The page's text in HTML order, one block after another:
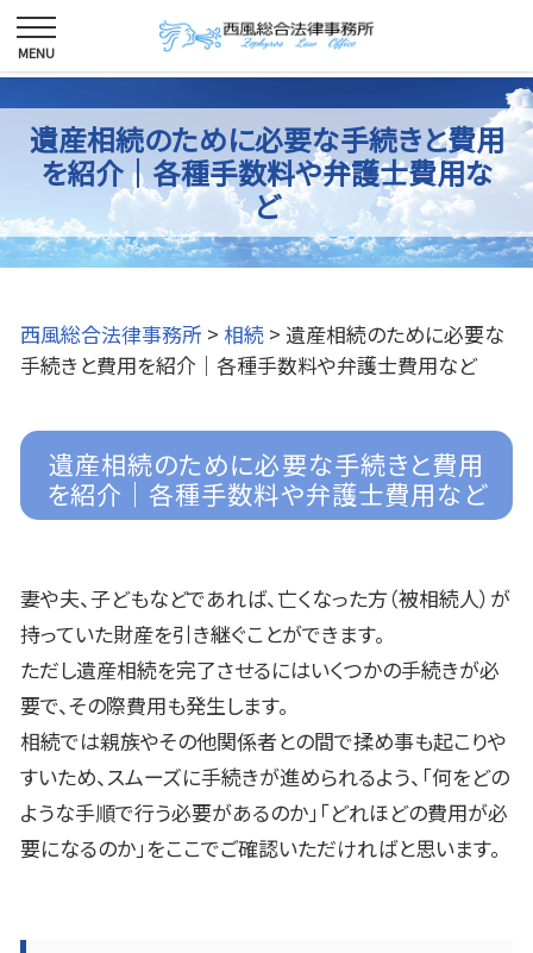
遺産相続のために必要な手続きと費用
を紹介｜各種手数料や弁護士費用な
ど
西風総合法律事務所 > 相続 > 遺産相続のために必要な
手続きと費用を紹介｜各種手数料や弁護士費用など
遺産相続のために必要な手続きと費用
を紹介｜各種手数料や弁護士費用など
妻や夫、子どもなどであれば、亡くなった方（被相続人）が
持っていた財産を引き継ぐことができます。
ただし遺産相続を完了させるにはいくつかの手続きが必
要で、その際費用も発生します。
相続では親族やその他関係者との間で揉め事も起こりや
すいため、スムーズに手続きが進められるよう、「何をどの
ような手順で行う必要があるのか」「どれほどの費用が必
要になるのか」をここでご確認いただければと思います。